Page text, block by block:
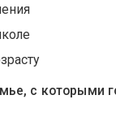
с которыми